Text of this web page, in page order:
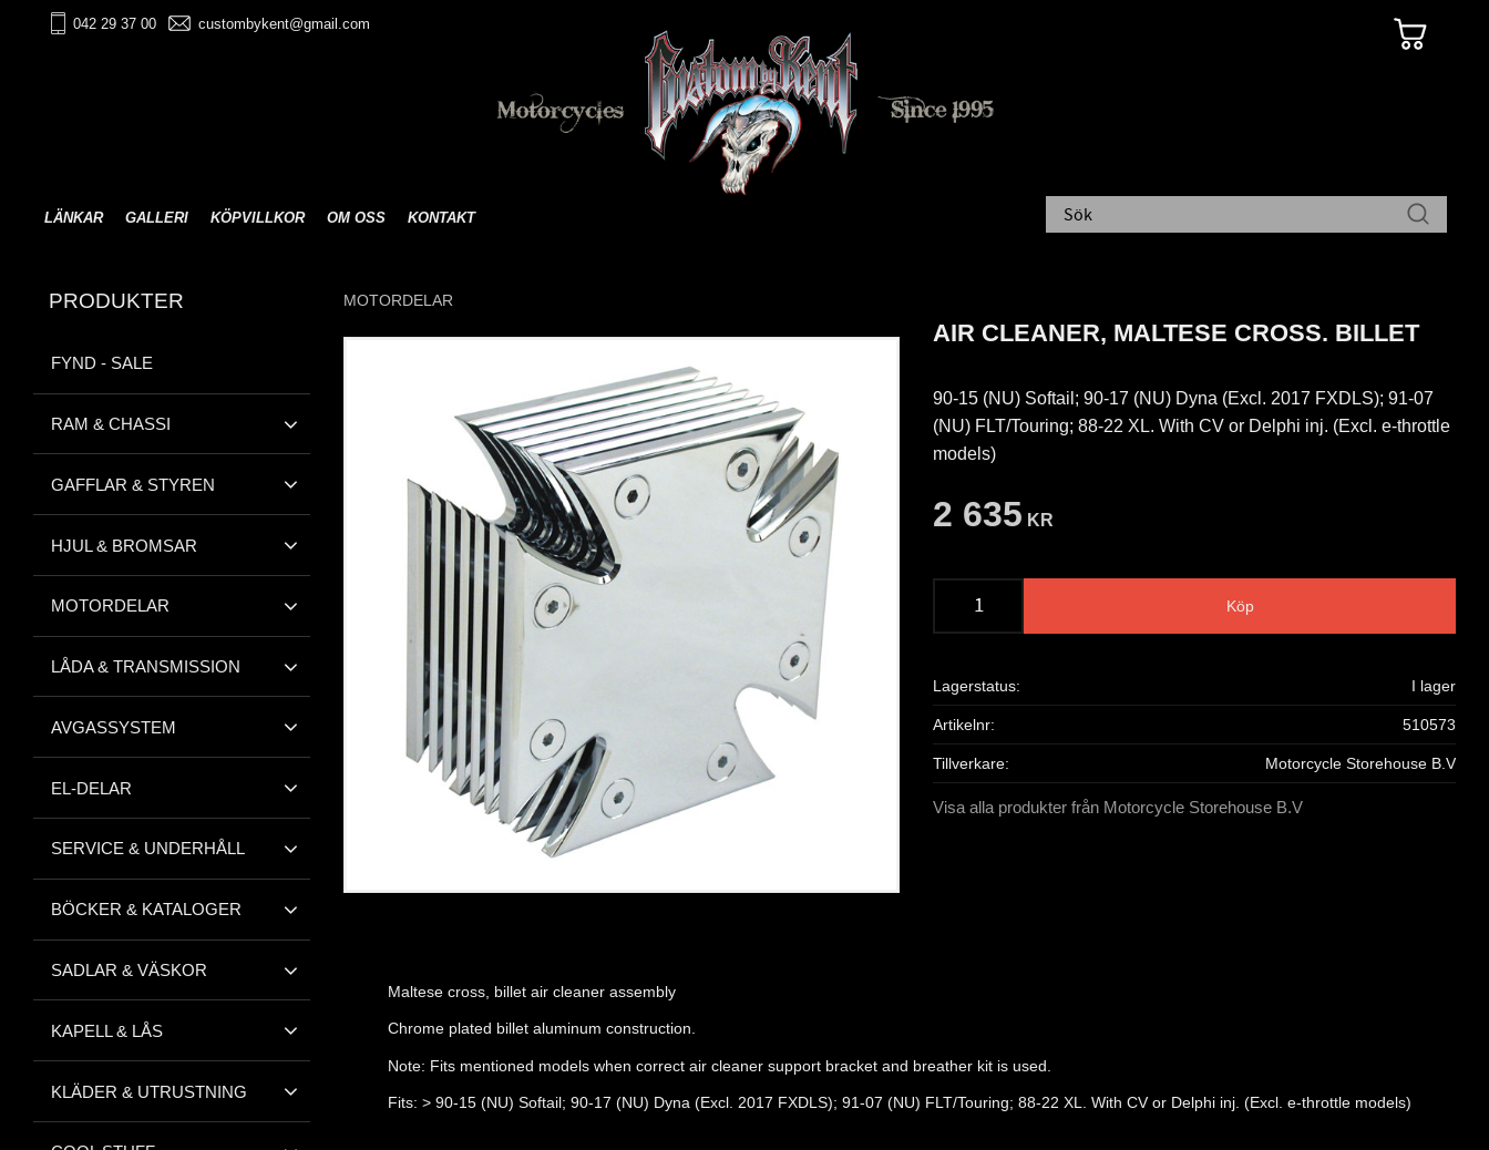
042 29 37 00 custombykent@gmail.com
LÄNKAR GALLERI KÖPVILLKOR OM OSS KONTAKT
MOTORDELAR
AIR CLEANER, MALTESE CROSS. BILLET
90-15 (NU) Softail; 90-17 (NU) Dyna (Excl. 2017 FXDLS); 91-07
(NU) FLT/Touring; 88-22 XL. With CV or Delphi inj. (Excl. e-throttle
models)
2 635 KR
Köp
Lagerstatus I lager
Artikelnr 510573
Tillverkare Motorcycle Storehouse B.V
Visa alla produkter från Motorcycle Storehouse B.V
Maltese cross, billet air cleaner assembly
Chrome plated billet aluminum construction.
Note: Fits mentioned models when correct air cleaner support bracket and breather kit is used.
Fits: > 90-15 (NU) Softail; 90-17 (NU) Dyna (Excl. 2017 FXDLS); 91-07 (NU) FLT/Touring; 88-22 XL. With CV or Delphi inj. (Excl. e-throttle models)
PRODUKTER
FYND - SALE
RAM & CHASSI
GAFFLAR & STYREN
HJUL & BROMSAR
MOTORDELAR
LÅDA & TRANSMISSION
AVGASSYSTEM
EL-DELAR
SERVICE & UNDERHÅLL
BÖCKER & KATALOGER
SADLAR & VÄSKOR
KAPELL & LÅS
KLÄDER & UTRUSTNING